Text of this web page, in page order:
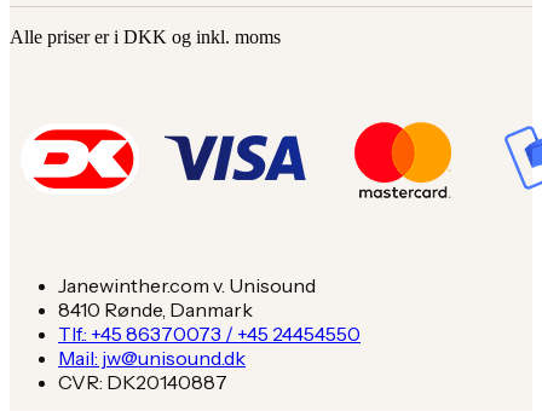
Alle priser er i DKK og inkl. moms
Janewinther.com v. Unisound
8410 Rønde, Danmark
Tlf.: +45 86370073 / +45 24454550
Mail: jw@unisound.dk
CVR: DK20140887